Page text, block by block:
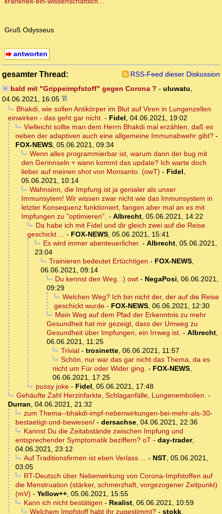
Gruß Odysseus
antworten
gesamter Thread:
RSS-Feed dieser Diskussion
bald mit "Grippeimpfstoff" gegen Corona ? - uluwatu,
04.06.2021, 16:05
Bhakdi, wie sollen Antikörper im Blut auf Viren in Lungenzellen
einwirken - das geht gar nicht. - Fidel, 04.06.2021, 19:02
Vielleicht sollte man dem Herrn Bhakdi mal erzählen, daß es
neben der adaptiven auch eine allgemeine Immunabwehr gibt? -
FOX-NEWS, 05.06.2021, 09:34
Wenn alles programmierbar ist, warum dann der bug mit
den Gerinnseln + wann kommt das update? Ich warte doch
lieber auf meinen shot von Monsanto. (owT) - Fidel,
05.06.2021, 10:14
Wahnsinn, die Impfung ist ja genialer als unser
Immunsytem! Wir wissen zwar nicht wie das Immunsystem in
letzter Konsequenz funktioniert, fangen aber mal an es mit
Impfungen zu "optimieren". - Albrecht, 05.06.2021, 14:22
Da habe ich mit Fidel und dir gleich zwei auf die Reise
geschickt ... - FOX-NEWS, 05.06.2021, 15:41
Es wird immer abenteuerlicher. - Albrecht, 05.06.2021,
23:04
Trainieren bedeutet Ertüchtigen - FOX-NEWS,
06.06.2021, 09:14
Du kennst den Weg. :) owt- NegaPosi, 06.06.2021,
09:29
Welchen Weg? Ich bin nicht der, der auf die Reise
geschickt wurde - FOX-NEWS, 06.06.2021, 12:30
Mein Weg auf dem Pfad der Erkenntnis zu mehr
Gesundheit hat mir gezeigt, dass der Umweg zu
Gesundheit über Impfungen, ein Irrweg ist. - Albrecht,
06.06.2021, 11:25
Trivial- trosinette, 06.06.2021, 11:57
Schön, nur war das gar nicht das Thema, da es
nicht um Für oder Wider ging. - FOX-NEWS,
06.06.2021, 17:25
pussy joke- Fidel, 05.06.2021, 17:48
Gehäufte Zahl Herzinfarkte, Schlaganfälle, Lungenembolien. -
Durran, 04.06.2021, 21:32
zum Thema--bhakdi-impf-nebenwirkungen-bei-mehr-als-30-
bestaetigt-und-bewiesen/ - dersachse, 04.06.2021, 22:36
Kannst Du die Zeitabstände zwischen Impfung und
entsprechender Symptomatik beziffern? oT - day-trader,
04.06.2021, 23:12
Auf Traditionsfirmen ist eben Verlass ... - NST, 05.06.2021,
03:05
RT-Deutsch über Nebenwirkung von Corona-Impfstoffen auf
die Menstruation (stärker, schmerzhaft, vorgezogener Zeitpunkt)
(mV) - Yellow++, 05.06.2021, 15:55
Kann ich nicht bestätigen - Realist, 06.06.2021, 10:59
Welchem Impfstoff habt ihr zugestimmt?- stokk,